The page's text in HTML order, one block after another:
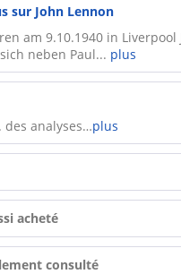
sur John Lennon
am 9.10.1940 in Liverpool
neben Paul... plus
des analyses…plus
acheté
consulté